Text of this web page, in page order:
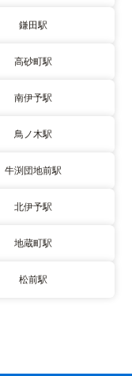
鎌田駅
高砂町駅
南伊予駅
鳥ノ木駅
牛渕団地前駅
北伊予駅
地蔵町駅
松前駅